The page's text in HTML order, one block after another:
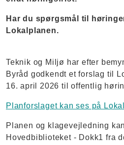
Har du spørgsmål til
Lokalplanen.
Teknik og Miljø har efter
Byråd godkendt et forslag til
16. april 2026 til offentlig
Planforslaget kan ses på
Planen og klagevejledning
Hovedbiblioteket - Dokk1 fra